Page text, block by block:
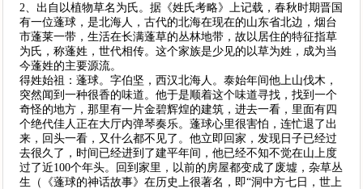
2、出自以植物草名为氏。据《姓氏考略》上记载，春秋时期晋国
有一位蓬球，是北海人，古代的北海在现在的山东省北边，烟台
市蓬莱一带，生活在长满蓬草的丛林地带，故以居住的特征指草
为氏，称蓬姓，世代相传。这个家族是少见的以草为姓，成为当
今蓬姓的主要源流。
得姓始祖：蓬球。字伯坚，西汉北海人。泰始年间他上山伐木，
突然闻到一种很香的味道。他于是顺着这个味道寻找，找到一个
奇怪的地方，那里有一片金碧辉煌的建筑，进去一看，里面有四
个绝代佳人正在大厅内弹琴奏乐。蓬球心里很害怕，连忙退了出
来，回头一看，又什么都不见了。他立即回家，发现日子已经过
去很久了，时间已经进到了建平年间，他已经不知不觉在山上度
过了近100个年头。回到家里，以前的房屋都变成了废墟，杂草丛
生（《蓬球的神话故事》在历史上很著名，即“洞中方七日，世上